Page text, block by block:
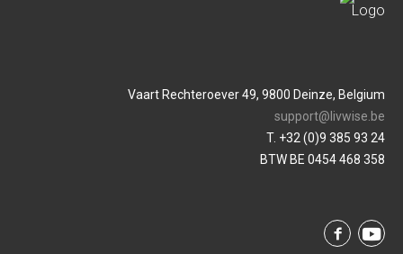
Vaart Rechteroever 49, 9800 Deinze, Belgium
support@livwise.be
T. +32 (0)9 385 93 24
BTW BE 0454 468 358